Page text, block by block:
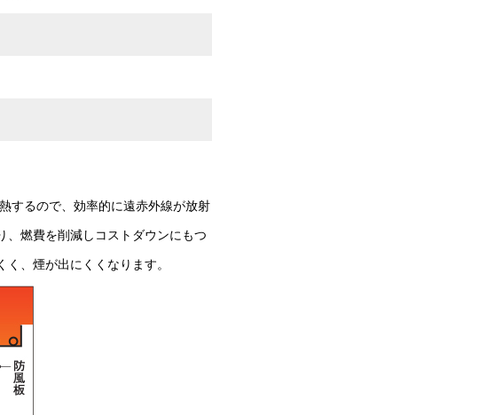
するので、効率的に遠赤外線が放射
、燃費を削減しコストダウンにもつ
、煙が出にくくなります。